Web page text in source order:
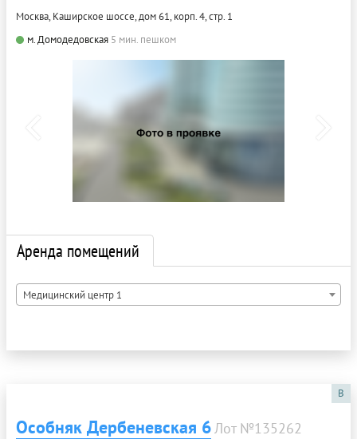
Москва, Каширское шоссе, дом 61, корп. 4, стр. 1
м. Домодедовская 5 мин. пешком
Аренда помещений
Медицинский центр 1
B
Особняк Дербеневская 6Лот №135262